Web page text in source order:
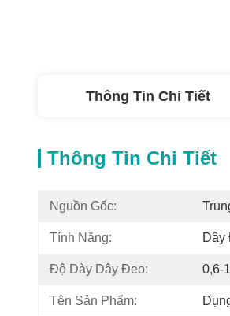
Thông Tin Chi Tiết
Thông Tin Chi Tiết
Nguồn Gốc:
Tính Năng: Dây
Độ Dày Dây Đeo: 0,6-
Tên Sản Phẩm: